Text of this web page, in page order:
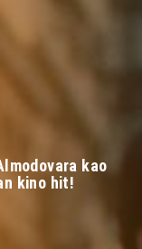
kao
kino hit!